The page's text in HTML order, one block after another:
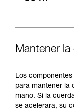
Mantener
Los
para mantener la
mano. Si la
se acelerará, su